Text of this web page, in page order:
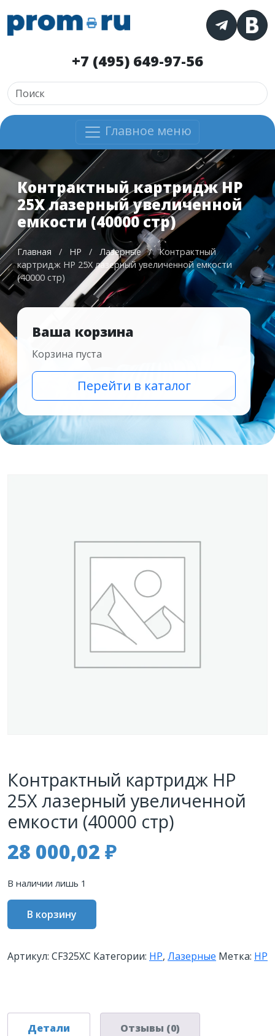
+7 (495) 649-97-56
Главное меню
Контрактный картридж HP
25X лазерный увеличенной
емкости (40000 стр)
Главная / HP / Лазерные /
Контрактный
картридж HP 25X лазерный увеличенной емкости
(40000 стр)
Ваша корзина
Корзина пуста
Перейти в каталог
Контрактный картридж HP
25X лазерный увеличенной
емкости (40000 стр)
28 000,02 ₽
В наличии лишь 1
Количество
товара
картридж
HP
увеличенной
емкости
В корзину
Артикул: CF325XC Категории: HP, Лазерные Метка: HP
Детали Отзывы (0)